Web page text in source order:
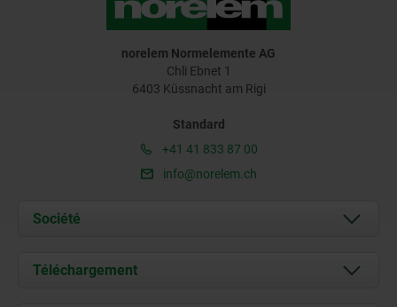
norelem Normelemente AG
Chli Ebnet 1
6403 Küssnacht am Rigi
Standard
+41 41 833 87 00
info@norelem.ch
Société
À propos de nous
Téléchargement